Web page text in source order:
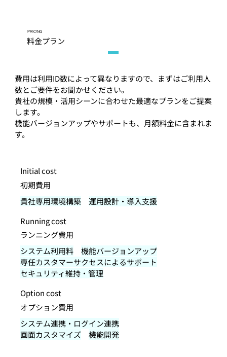
PRICING
料金プラン
費用は利用ID数によって異なりますので、まずはご利用人
数とご要件をお聞かせください。
貴社の規模・活用シーンに合わせた最適なプランをご提案
します。
機能バージョンアップやサポートも、月額料金に含まれま
す。
Initial cost
初期費用
貴社専用環境構築
運用設計・導入支援
Running cost
ランニング費用
システム利用料
機能バージョンアップ
専任カスタマーサクセスによるサポート
セキュリティ維持・管理
Option cost
オプション費用
システム連携・ログイン連携
画面カスタマイズ
機能開発